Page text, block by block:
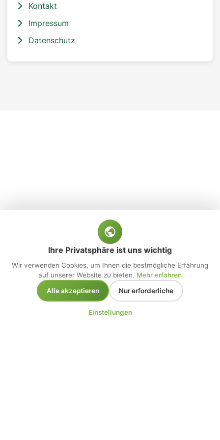
Kontakt
Impressum
Datenschutz
Ihre Privatsphäre ist uns wichtig
Wir verwenden Cookies, um Ihnen die bestmögliche Erfahrung
auf unserer Website zu bieten. Mehr erfahren
Alle akzeptieren
Nur erforderliche
Einstellungen